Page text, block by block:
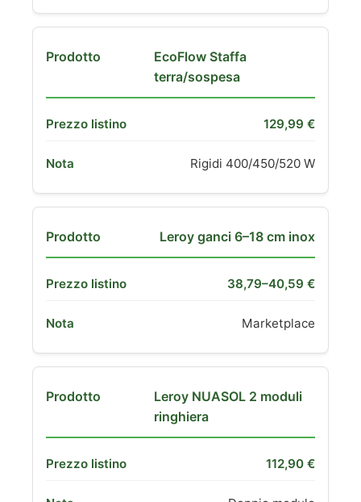
EcoFlow Staffa
terra/sospesa
129,99 €
Rigidi 400/450/520 W
Leroy ganci 6–18 cm inox
38,79–40,59 €
Marketplace
Leroy NUASOL 2 moduli
ringhiera
112,90 €